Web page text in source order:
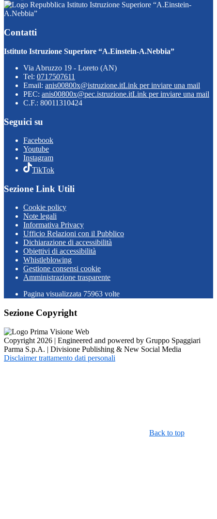
Istituto Istruzione Superiore “A.Einstein-
A.Nebbia”
Contatti
Istituto Istruzione Superiore “A.Einstein-A.Nebbia”
Via Abruzzo 19 - Loreto (AN)
Tel: 0717507611
Email: anis00800x@istruzione.itLink per inviare una mail
PEC: anis00800x@pec.istruzione.itLink per inviare una mail
C.F.: 80011310424
Seguici su
Facebook
Youtube
Instagram
TikTok
Sezione Link Utili
Cookie policy
Note legali
Informativa Privacy
Ufficio Relazioni con il Pubblico
Dichiarazione di accessibilità
Obiettivi di accessibilità
Whistleblowing
Gestione consensi cookie
Amministrazione trasparente
Pagina visualizzata 75963 volte
Sezione Copyright
Copyright 2026 | Engineered and powered by Gruppo Spaggiari
Parma S.p.A. | Divisione Publishing & New Social Media
Disclaimer trattamento dati personali
Back to top